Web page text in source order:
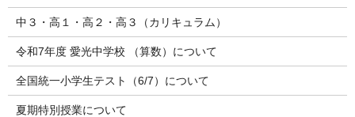
中３・高１・高２・高３（カリキュラム）
令和7年度 愛光中学校 （算数）について
全国統一小学生テスト（6/7）について
夏期特別授業について